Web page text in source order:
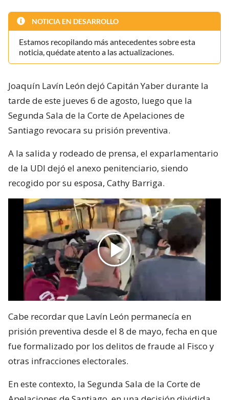
NOTICIA EN DESARROLLO
Estamos recopilando más antecedentes sobre esta
noticia, quédate atento a las actualizaciones.
Joaquín Lavín León dejó Capitán Yaber durante la
tarde de este jueves 6 de agosto, luego que la
Segunda Sala de la Corte de Apelaciones de
Santiago revocara su prisión preventiva.
A la salida y rodeado de prensa, el exparlamentario
de la UDI dejó el anexo penitenciario, siendo
recogido por su esposa, Cathy Barriga.
Cabe recordar que Lavín León permanecía en
prisión preventiva desde el 8 de mayo, fecha en que
fue formalizado por los delitos de fraude al Fisco y
otras infracciones electorales.
En este contexto, la Segunda Sala de la Corte de